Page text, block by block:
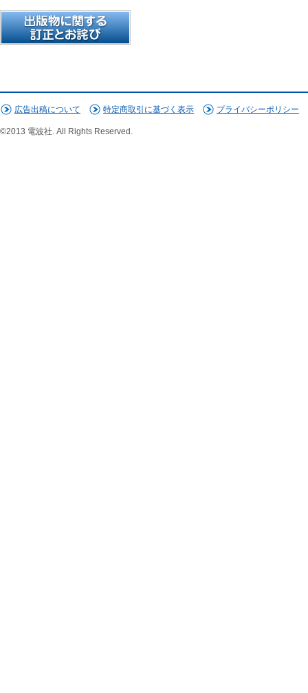
広告出稿について 特定商取引に基づく表示 プライバシーポリシー
©2013 電波社. All Rights Reserved.